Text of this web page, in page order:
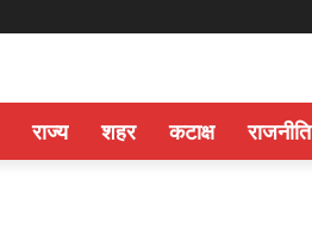
राज्य शहर कटाक्ष राजनीति